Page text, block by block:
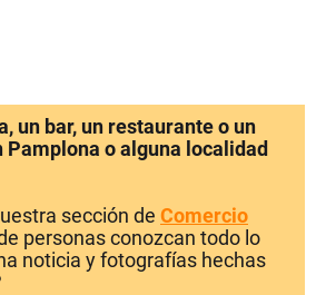
un bar, un restaurante o un
o alguna localidad
sección de Comercio
personas conozcan todo lo
noticia y fotografías hechas